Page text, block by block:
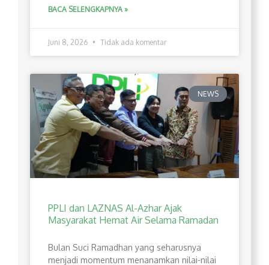
BACA SELENGKAPNYA »
Juni 8, 2026 Tidak ada komentar
NEWS
PPLI dan LAZNAS Al-Azhar Ajak
Masyarakat Hemat Air Selama Ramadan
Bulan Suci Ramadhan yang seharusnya
menjadi momentum menanamkan nilai-nilai